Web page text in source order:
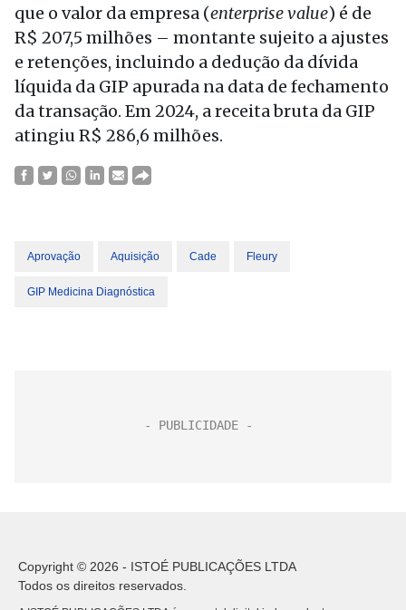
que o valor da empresa (enterprise value) é de
R$ 207,5 milhões – montante sujeito a ajustes
e retenções, incluindo a dedução da dívida
líquida da GIP apurada na data de fechamento
da transação. Em 2024, a receita bruta da GIP
atingiu R$ 286,6 milhões.
Aprovação Aquisição Cade Fleury
GIP Medicina Diagnóstica
Copyright © 2026 - ISTOÉ PUBLICAÇÕES LTDA
Todos os direitos reservados.